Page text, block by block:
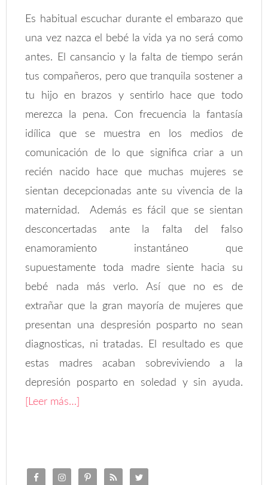
Es habitual escuchar durante el embarazo que
una vez nazca el bebé la vida ya no será como
antes. El cansancio y la falta de tiempo serán
tus compañeros, pero que tranquila sostener a
tu hijo en brazos y sentirlo hace que todo
merezca la pena. Con frecuencia la fantasía
idílica que se muestra en los medios de
comunicación de lo que significa criar a un
recién nacido hace que muchas mujeres se
sientan decepcionadas ante su vivencia de la
maternidad. Además es fácil que se sientan
desconcertadas ante la falta del falso
enamoramiento instantáneo que
supuestamente toda madre siente hacia su
bebé nada más verlo. Así que no es de
extrañar que la gran mayoría de mujeres que
presentan una despresión posparto no sean
diagnosticas, ni tratadas. El resultado es que
estas madres acaban sobreviviendo a la
depresión posparto en soledad y sin ayuda.
[Leer más…]